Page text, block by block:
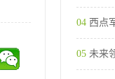
04 西点
05 未来